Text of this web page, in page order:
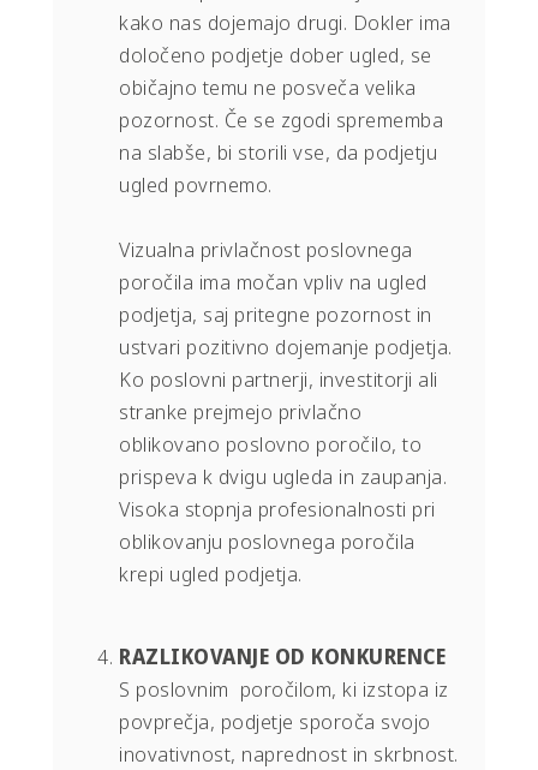
kako nas dojemajo drugi. Dokler ima
določeno podjetje dober ugled, se
običajno temu ne posveča velika
pozornost. Če se zgodi sprememba
na slabše, bi storili vse, da podjetju
ugled povrnemo.
Vizualna privlačnost poslovnega
poročila ima močan vpliv na ugled
podjetja, saj pritegne pozornost in
ustvari pozitivno dojemanje podjetja.
Ko poslovni partnerji, investitorji ali
stranke prejmejo privlačno
oblikovano poslovno poročilo, to
prispeva k dvigu ugleda in zaupanja.
Visoka stopnja profesionalnosti pri
oblikovanju poslovnega poročila
krepi ugled podjetja.
RAZLIKOVANJE OD KONKURENCE
S poslovnim poročilom, ki izstopa iz
povprečja, podjetje sporoča svojo
inovativnost, naprednost in skrbnost.